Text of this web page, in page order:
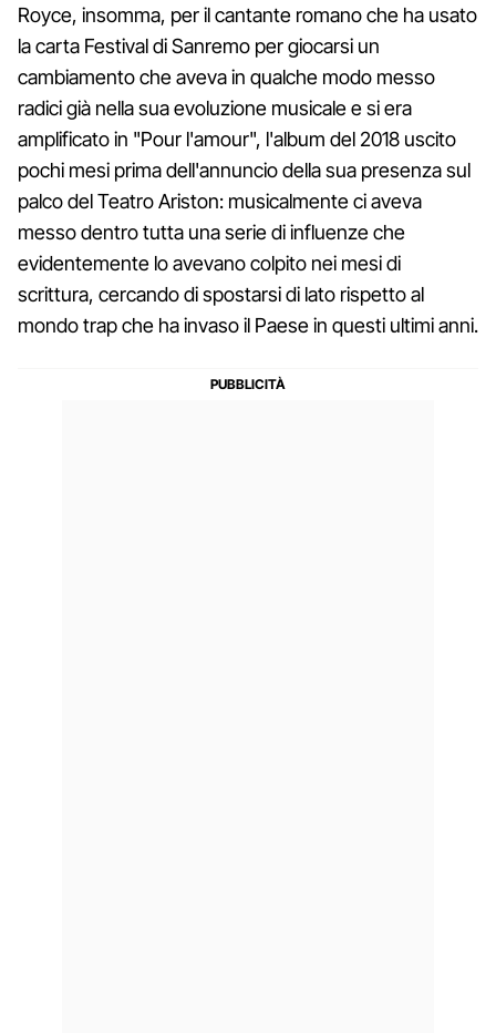
Royce, insomma, per il cantante romano che ha usato
la carta Festival di Sanremo per giocarsi un
cambiamento che aveva in qualche modo messo
radici già nella sua evoluzione musicale e si era
amplificato in "Pour l'amour", l'album del 2018 uscito
pochi mesi prima dell'annuncio della sua presenza sul
palco del Teatro Ariston: musicalmente ci aveva
messo dentro tutta una serie di influenze che
evidentemente lo avevano colpito nei mesi di
scrittura, cercando di spostarsi di lato rispetto al
mondo trap che ha invaso il Paese in questi ultimi anni.